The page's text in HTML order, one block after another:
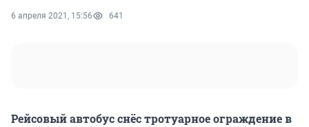
6 апреля 2021, 15:56 641
Рейсовый автобус снёс тротуарное ограждение в